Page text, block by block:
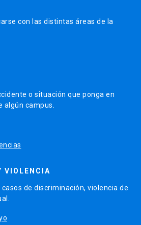
con las distintas áreas de la
o situación que ponga en
algún campus.
VIOLENCIA
de discriminación, violencia de